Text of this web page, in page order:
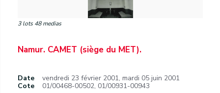
3 lots 48 medias
Namur. CAMET (siège du MET).
Date vendredi 23 février 2001, mardi 05 juin 2001
Cote
01/00468-00502, 01/00931-00943